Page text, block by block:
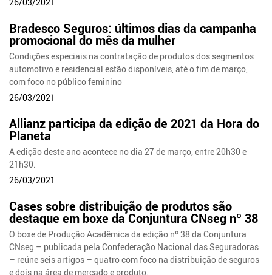
Bradesco Seguros: últimos dias da campanha
promocional do mês da mulher
Condições especiais na contratação de produtos dos segmentos
automotivo e residencial estão disponíveis, até o fim de março,
com foco no público feminino
26/03/2021
Allianz participa da edição de 2021 da Hora do
Planeta
A edição deste ano acontece no dia 27 de março, entre 20h30 e
21h30.
26/03/2021
Cases sobre distribuição de produtos são
destaque em boxe da Conjuntura CNseg nº 38
O boxe de Produção Acadêmica da edição nº 38 da Conjuntura
CNseg – publicada pela Confederação Nacional das Seguradoras
– reúne seis artigos – quatro com foco na distribuição de seguros
e dois na área de mercado e produto.